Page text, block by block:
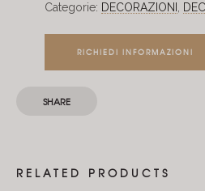
Categorie: DECORAZIONI
RICHIEDI INFORMAZIONI
SHARE
RELATED PRODUCTS